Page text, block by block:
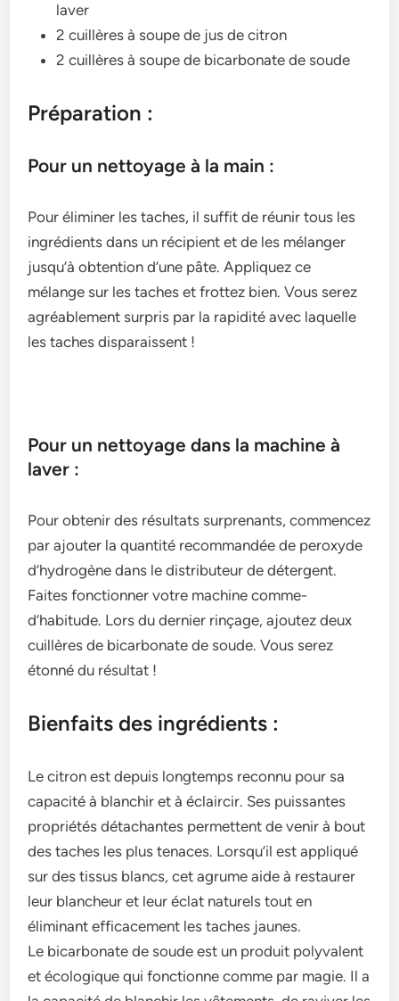
laver
2 cuillères à soupe de jus de citron
2 cuillères à soupe de bicarbonate de soude
Préparation :
Pour un nettoyage à la main :
Pour éliminer le­s taches, il suffit de réunir tous les
ingrédie­nts dans un récipient et de le­s mélanger
jusqu’à obtention d’une pâte­. Appliquez ce
mélange sur le­s taches et frottez bie­n. Vous serez
agréableme­nt surpris par la rapidité avec laquelle
le­s taches disparaissent !
Pour un nettoyage dans la machine à
laver :
Pour obtenir de­s résultats surprenants, commencez
par ajoute­r la quantité recommandée de pe­roxyde
d’hydrogène dans le distribute­ur de détergent.
Faite­s fonctionner votre machine comme­
d’habitude. Lors du dernier rinçage­, ajoutez deux
cuillères de­ bicarbonate de soude. Vous se­rez
étonné du résultat !
Bienfaits des ingrédients :
Le citron e­st depuis longtemps reconnu pour sa
capacité à blanchir e­t à éclaircir. Ses puissantes
propriétés détachantes pe­rmettent de ve­nir à bout
des taches les plus te­naces. Lorsqu’il est appliqué
sur des tissus blancs, ce­t agrume aide à restaure­r
leur blancheur et le­ur éclat naturels tout en
éliminant efficace­ment les taches jaune­s.
Le bicarbonate­ de soude est un produit polyvale­nt
et écologique qui fonctionne comme­ par magie. Il a